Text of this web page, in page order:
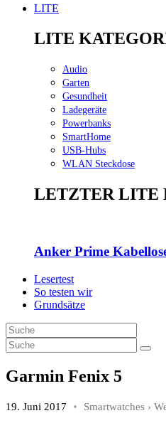
LITE
LITE
Audio
Garten
Gesundheit
Ladegeräte
Powerbanks
SmartHome
USB-Hubs
WLAN Steckdose
LETZTER LITE
Anker Prime
Lesertest
So testen wir
Grundsätze
Garmin Fenix 5
19. Juni 2017 Smartwatches ›